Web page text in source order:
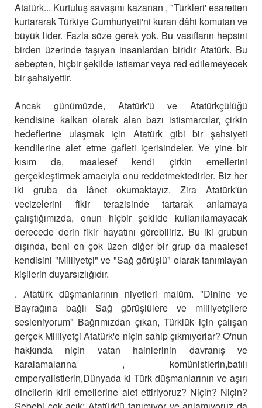
Atatürk... Kurtuluş savaşını kazanan , "Türkleri' esaretten
kurtararak Türkiye Cumhuriyeti'ni kuran dâhi komutan ve
büyük lider. Fazla söze gerek yok. Bu vasıfların hepsini
birden üzerinde taşıyan insanlardan biridir Atatürk. Bu
sebepten, hiçbir şekilde istismar veya red edilemeyecek
bir şahsiyettir.
Ancak günümüzde, Atatürk'ü ve Atatürkçülüğü
kendisine kalkan olarak alan bazı istismarcılar, çirkin
hedeflerine ulaşmak için Atatürk gibi bir şahsiyeti
kendilerine alet etme gafleti içerisindeler. Ve yine bir
kısım da, maalesef kendi çirkin emellerini
gerçekleştirmek amacıyla onu reddetmektedirler. Biz her
iki gruba da lânet okumaktayız. Zira Atatürk'ün
vecizelerini fikir terazisinde tartarak anlamaya
çalıştığımızda, onun hiçbir şekilde kullanılamayacak
derecede derin fikir hayatını görebiliriz. Bu iki grubun
dışında, beni en çok üzen diğer bir grup da maalesef
kendisini "Milliyetçi" ve "Sağ görüşlü" olarak tanımlayan
kişilerin duyarsızlığıdır.
. Atatürk düşmanlarının niyetleri malûm. "Dinine ve
Bayrağına bağlı Sağ görüşlülere ve milliyetçilere
sesleniyorum" Bağrımızdan çıkan, Türklük için çalışan
gerçek Milliyetçi Atatürk'e niçin sahip çıkmıyorlar? O'nun
hakkında niçin vatan hainlerinin davranış ve
karalamalarına , komünistlerin,batılı
emperyalistlerin,Dünyada ki Türk düşmanlarının ve aşırı
dincilerin kirli emellerine alet ettiriyoruz? Niçin? Niçin?